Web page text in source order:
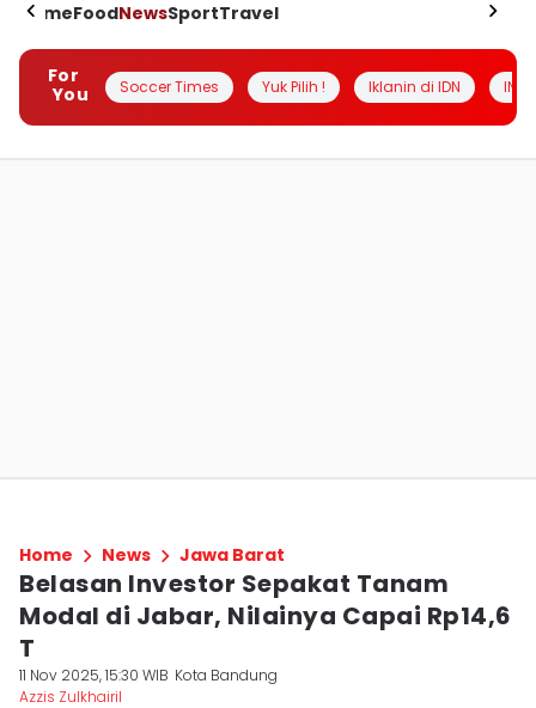
HomeFoodNewsSportTravel
For
You
Soccer Times Yuk Pilih ! Iklanin di IDN
Home News Jawa Barat
Belasan Investor Sepakat Tanam
Modal di Jabar, Nilainya Capai Rp14,6
T
11 Nov 2025, 15:30 WIB Kota Bandung
Azzis Zulkhairil